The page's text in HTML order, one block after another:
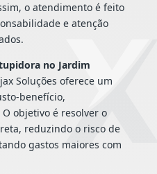
o atendimento é feito
e atenção
no Jardim
Soluções oferece um
benefício,
objetivo é resolver o
reduzindo o risco de
gastos maiores com